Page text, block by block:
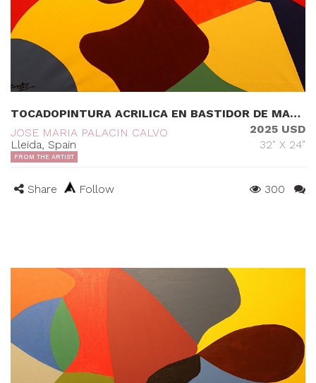
TOCADOPINTURA ACRILICA EN BASTIDOR DE MADERA, SOBRE SOPORTE DE TELA.
JOSE MARIA PALACIN CALVO
Lleida, Spain
2025 USD
32" X 24"
FROM THE ARTIST
Share Follow 300